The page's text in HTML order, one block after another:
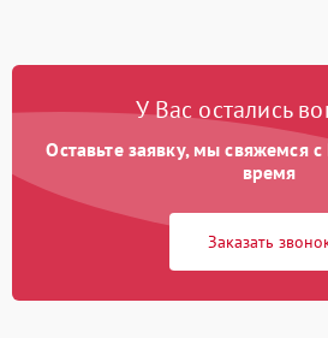
четырехходового клапана
вентилятора
1500 ₽
1000 ₽
У Вас остались
Оставьте заявку, мы свяжемся
время
Заказать